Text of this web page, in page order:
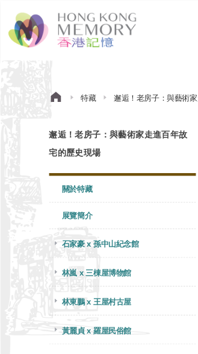
特藏 邂逅！老房子：與藝術
邂逅！老房子：與藝術家走進百年故
宅的歷史現場
關於特藏
展覽簡介
石家豪 x 孫中山紀念館
林嵐 x 三棟屋博物館
林東鵬 x 王屋村古屋
黃麗貞 x 羅屋民俗館